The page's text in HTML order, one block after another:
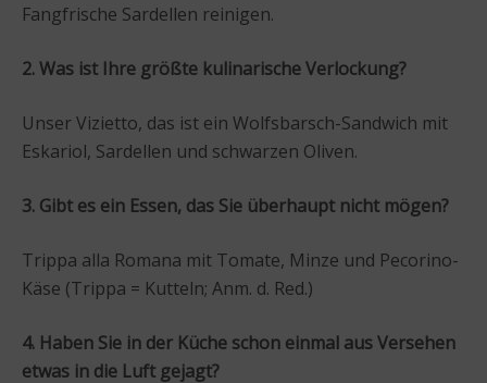
Fangfrische Sardellen reinigen.
2. Was ist Ihre größte kulinarische Verlockung?
Unser Vizietto, das ist ein Wolfsbarsch-Sandwich mit
Eskariol, Sardellen und schwarzen Oliven.
3. Gibt es ein Essen, das Sie überhaupt nicht mögen?
Trippa alla Romana mit Tomate, Minze und Pecorino-
Käse (Trippa = Kutteln; Anm. d. Red.)
4. Haben Sie in der Küche schon einmal aus Versehen
etwas in die Luft gejagt?